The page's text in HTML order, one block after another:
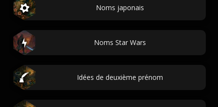
Noms japonais
Noms Star Wars
Idées de deuxième prénom